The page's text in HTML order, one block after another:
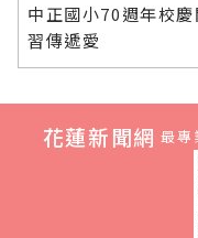
中正國小70週年校
習傳遞愛
花蓮新聞網 最專